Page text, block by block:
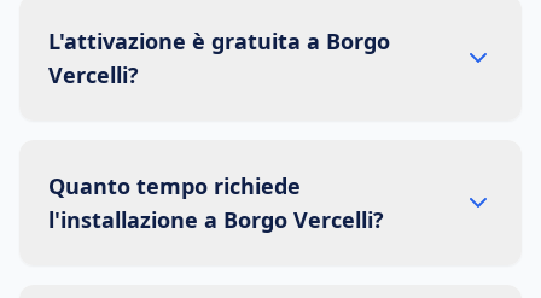
L'attivazione è gratuita a Borgo
Vercelli?
Quanto tempo richiede
l'installazione a Borgo Vercelli?